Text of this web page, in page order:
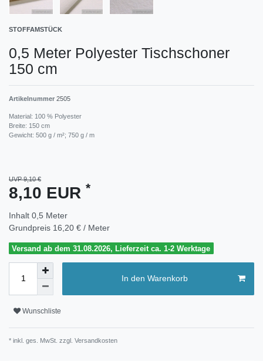
STOFFAMSTÜCK
0,5 Meter Polyester Tischschoner
150 cm
Artikelnummer 2505
Material: 100 % Polyester
Breite: 150 cm
Gewicht: 500 g / m²; 750 g / m
UVP 9,10 €
8,10 EUR *
Inhalt 0,5 Meter
Grundpreis 16,20 € / Meter
Versand ab dem 31.08.2026, Lieferzeit ca. 1-2 Werktage
In den Warenkorb
Wunschliste
* inkl. ges. MwSt. zzgl. Versandkosten